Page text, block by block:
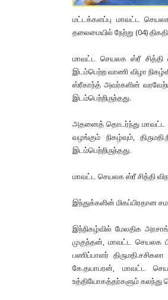
மட்டக்களப்பு மாவட்ட
தலைமையில் நேற்று (04)
மாவட்ட செயலக ஸ்ரீ சித்தி
இடம்பெற்ற வாணி விழா
ஸ்ரீகாந்த் அவர்களின்
இடம்பெற்றிருந்தது.
அதனைத் தொடர்ந்து மாவட்ட
வழங்கும் நிகழ்வும்,
இடம்பெற்றிருந்தது.
மாவட்ட செயலக ஸ்ரீ சித்தி
இந்துக்களின் மிகப்பிரதான
இந்நிகழ்வில் மேலதிக
முகுந்தன், மாவட்ட செயலக
பணிப்பாளர்
கே.தயாபரன், மாவட்ட
உத்தியோகத்தர்களும் கலந்து